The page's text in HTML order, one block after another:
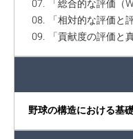
07. 「総合的な評価（
08. 「相対的な評価と
09. 「貢献度の評価と
野球の構造における基